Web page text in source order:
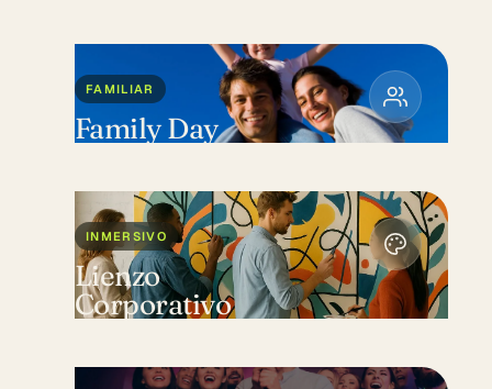
FAMILIAR
Family Day
INMERSIVO
Lienzo
Corporativo